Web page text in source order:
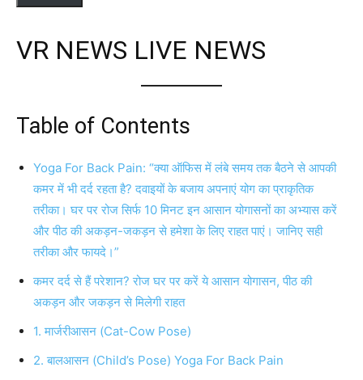
VR NEWS LIVE NEWS
Table of Contents
Yoga For Back Pain: “क्या ऑफिस में लंबे समय तक बैठने से आपकी
कमर में भी दर्द रहता है? दवाइयों के बजाय अपनाएं योग का प्राकृतिक
तरीका। घर पर रोज सिर्फ 10 मिनट इन आसान योगासनों का अभ्यास करें
और पीठ की अकड़न-जकड़न से हमेशा के लिए राहत पाएं। जानिए सही
तरीका और फायदे।”
कमर दर्द से हैं परेशान? रोज घर पर करें ये आसान योगासन, पीठ की
अकड़न और जकड़न से मिलेगी राहत
1. मार्जरीआसन (Cat-Cow Pose)
2. बालआसन (Child’s Pose) Yoga For Back Pain